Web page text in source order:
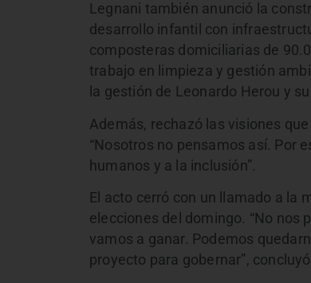
Legnani también anunció la
desarrollo infantil con
composteras domiciliarias de
trabajo en limpieza y gestión
la gestión de Leonardo Herou y su
Además, rechazó las visiones
“Nosotros no pensamos así. Por
humanos y a la inclusión”.
El acto cerró con un llamado a la
elecciones del domingo. “No nos
vamos a ganar. Podemos
proyecto para gobernar”,